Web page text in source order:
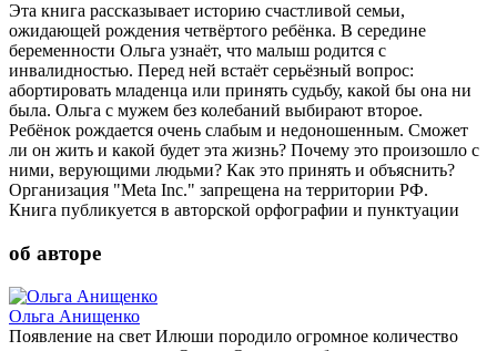
Эта книга рассказывает историю счастливой семьи,
ожидающей рождения четвёртого ребёнка. В середине
беременности Ольга узнаёт, что малыш родится с
инвалидностью. Перед ней встаёт серьёзный вопрос:
абортировать младенца или принять судьбу, какой бы она ни
была. Ольга с мужем без колебаний выбирают второе.
Ребёнок рождается очень слабым и недоношенным. Сможет
ли он жить и какой будет эта жизнь? Почему это произошло с
ними, верующими людьми? Как это принять и объяснить?
Организация "Meta Inc." запрещена на территории РФ.
Книга публикуется в авторской орфографии и пунктуации
об авторе
Ольга Анищенко
Появление на свет Илюши породило огромное количество